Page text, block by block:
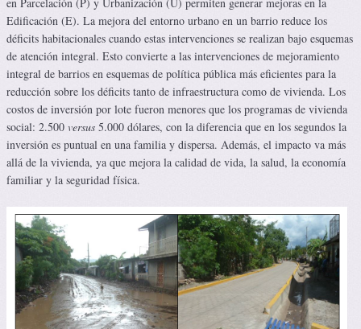
en Parcelación (P) y Urbanización (U) permiten generar mejoras en la
Edificación (E). La mejora del entorno urbano en un barrio reduce los
déficits habitacionales cuando estas intervenciones se realizan bajo esquemas
de atención integral. Esto convierte a las intervenciones de mejoramiento
integral de barrios en esquemas de política pública más eficientes para la
reducción sobre los déficits tanto de infraestructura como de vivienda. Los
costos de inversión por lote fueron menores que los programas de vivienda
social: 2.500 versus 5.000 dólares, con la diferencia que en los segundos la
inversión es puntual en una familia y dispersa. Además, el impacto va más
allá de la vivienda, ya que mejora la calidad de vida, la salud, la economía
familiar y la seguridad física.